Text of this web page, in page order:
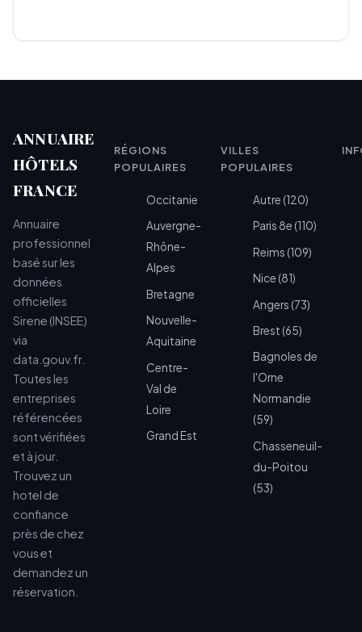
ANNUAIRE
HÔTELS
FRANCE
Annuaire
professionnel
basé sur les
données
officielles
Sirene (INSEE)
via
data.gouv.fr.
Toutes les
entreprises
référencées
sont vérifiées
et à jour.
Trouvez un
hotel de
confiance
près de chez
vous et
demandez un
réservation.
RÉGIONS
POPULAIRES
Occitanie
Auvergne-
Rhône-
Alpes
Bretagne
Nouvelle-
Aquitaine
Centre-
Val de
Loire
Grand Est
VILLES
POPULAIRES
Autre (120)
Paris 8e (110)
Reims (109)
Nice (81)
Angers (73)
Brest (65)
Bagnoles de
l'Orne
Normandie
(59)
Chasseneuil-
du-Poitou
(53)